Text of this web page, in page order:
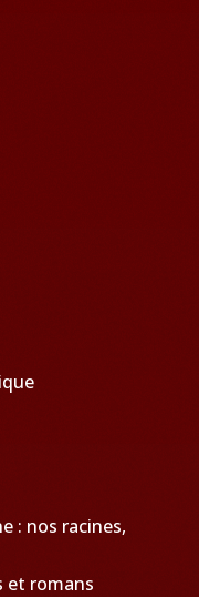
: nos racines,
et romans